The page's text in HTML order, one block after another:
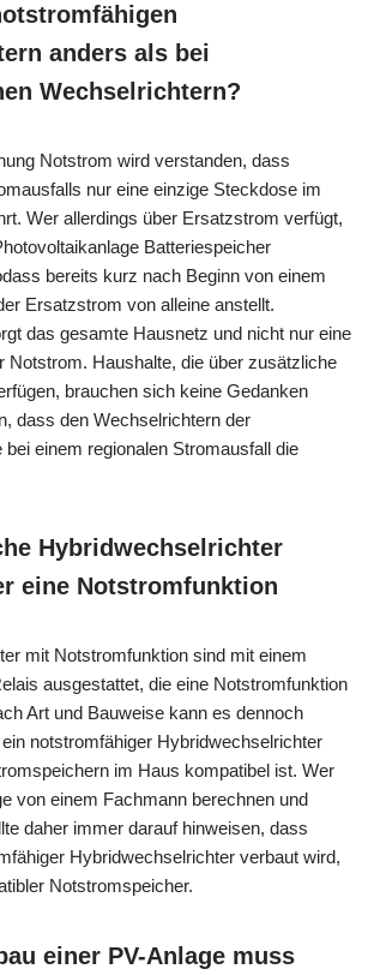
anders als bei
Wechselrichtern?
Notstrom wird verstanden, dass
nur eine einzige Steckdose im
Wer allerdings über Ersatzstrom verfügt,
Batteriespeicher
bereits kurz nach Beginn von einem
Ersatzstrom von alleine anstellt.
das gesamte Hausnetz und nicht nur eine
Notstrom. Haushalte, die über zusätzliche
brauchen sich keine Gedanken
dass den Wechselrichtern der
bei einem regionalen Stromausfall die
Hybridwechselrichter
eine Notstromfunktion
mit Notstromfunktion sind mit einem
ausgestattet, die eine Notstromfunktion
Art und Bauweise kann es dennoch
notstromfähiger Hybridwechselrichter
im Haus kompatibel ist. Wer
von einem Fachmann berechnen und
daher immer darauf hinweisen, dass
Hybridwechselrichter verbaut wird,
Notstromspeicher.
einer PV-Anlage muss